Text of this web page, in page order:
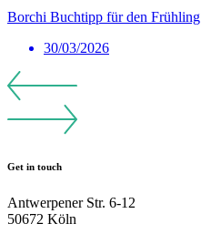
Borchi Buchtipp für den Frühling
30/03/2026
Get in touch
Antwerpener Str. 6-12
50672 Köln